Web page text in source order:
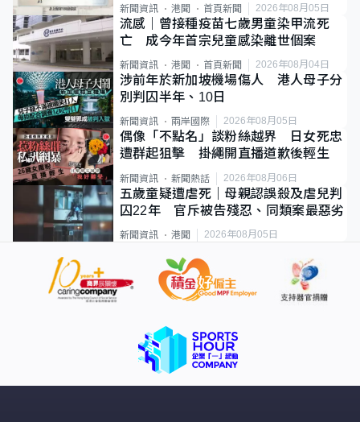
新聞資訊 港聞 首頁新聞 2026年08月05日
流感｜曾接種疫苗七歲男童染甲流死
亡 成今年首宗兒童感染離世個案
新聞資訊 港聞 首頁新聞 2026年08月04日
涉前年於新加坡機場傷人 港人母子分
別判囚半年、10日
新聞資訊 兩岸國際 2026年08月05日
偶像「不點名」談粉絲越界 日女死忠
遭群起狙擊 掛繩開直播道歉後輕生
新聞資訊 新聞熱話 2026年08月06日
五歲童疑遭虐死｜母親認誤殺及虐兒判
囚22年 官斥被告殘忍、同類案最惡劣
新聞資訊 港聞 2026年08月05日